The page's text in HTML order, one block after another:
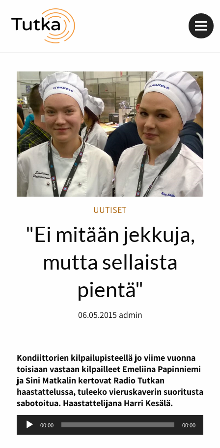
UUTISET
"Ei mitään jekkuja,
mutta sellaista
pientä"
06.05.2015 admin
Kondiittorien kilpailupisteellä jo viime vuonna
toisiaan vastaan kilpailleet Emeliina Papinniemi
ja Sini Matkalin kertovat Radio Tutkan
haastattelussa, tuleeko vieruskaverin suoritusta
sabotoitua. Haastattelijana Harri Kesälä.
Äänitoistin
00:00 00:00